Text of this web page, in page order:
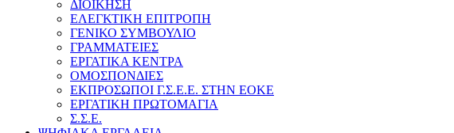
ΔΙΟΙΚΗΣΗ
ΕΛΕΓΚΤΙΚΗ ΕΠΙΤΡΟΠΗ
ΓΕΝΙΚΟ ΣΥΜΒΟΥΛΙΟ
ΓΡΑΜΜΑΤΕΙΕΣ
ΕΡΓΑΤΙΚΑ ΚΕΝΤΡΑ
ΟΜΟΣΠΟΝΔΙΕΣ
ΕΚΠΡΟΣΩΠΟΙ Γ.Σ.Ε.Ε. ΣΤΗΝ ΕΟΚΕ
ΕΡΓΑΤΙΚΗ ΠΡΩΤΟΜΑΓΙΑ
Σ.Σ.Ε.